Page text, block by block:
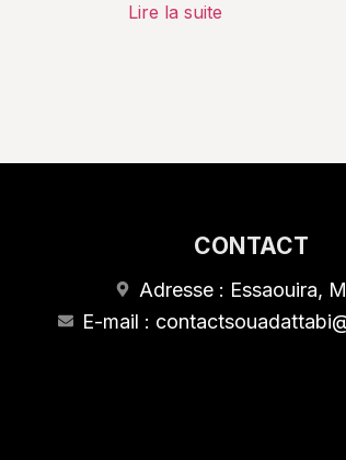
Lire la suite
CONTACT
Adresse : Essaouira,
E-mail :